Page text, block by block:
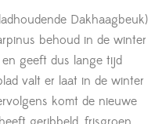
Dakhaagbeuk)
behoud in de winter
geeft dus lange tijd
valt er laat in de winter
komt de nieuwe